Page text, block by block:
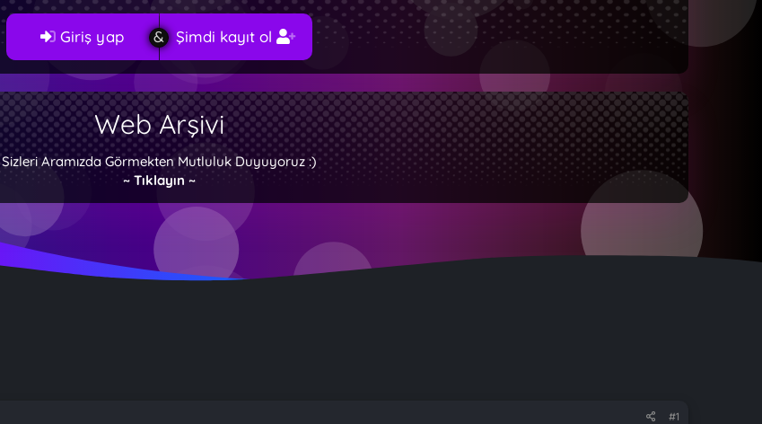
Giriş yap Şimdi kayıt ol
Web Arşivi
Sizleri Aramızda Görmekten Mutluluk Duyuyoruz :)
~ Tıklayın ~
#1